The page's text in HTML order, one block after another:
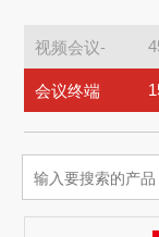
视频会议-
会议终端